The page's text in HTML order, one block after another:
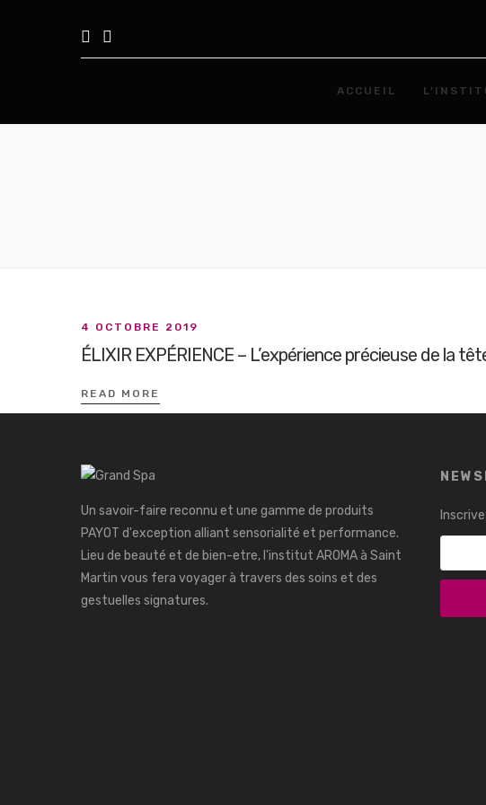
ACCUEIL
4 OCTOBRE 2019
ÉLIXIR EXPÉRIENCE – L’expérience précieuse de la
READ MORE
Un savoir-faire reconnu et une gamme de produits
PAYOT d'exception alliant sensorialité et performance.
Lieu de beauté et de bien-etre, l'institut AROMA à Saint
Martin vous fera voyager à travers des soins et des
gestuelles signatures.